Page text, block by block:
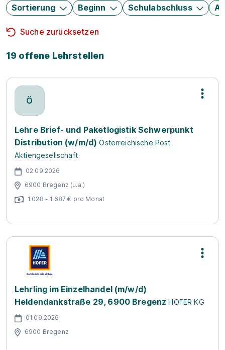
Sortierung Beginn Schulabschluss
Suche zurücksetzen
19 offene Lehrstellen
Ö
Lehre Brief- und Paketlogistik Schwerpunkt
Distribution (w/m/d) Österreichische Post
Aktiengesellschaft
02.09.2026
6900 Bregenz (u.a.)
1.028 - 1.687 € pro Monat
Lehrling im Einzelhandel (m/w/d)
Heldendankstraße 29, 6900 Bregenz HOFER KG
01.09.2026
6900 Bregenz